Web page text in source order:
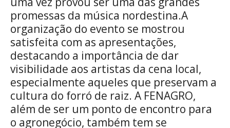
promessas da música nordestina.A
organização do evento se mostrou
satisfeita com as apresentações,
destacando a importância de dar
visibilidade aos artistas da cena local,
especialmente aqueles que preservam a
cultura do forró de raiz. A FENAGRO,
além de ser um ponto de encontro para
o agronegócio, também tem se